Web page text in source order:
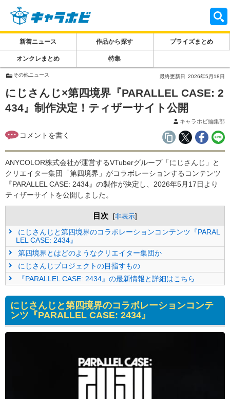
新着ニュース 作品から探す プライズまとめ
オンクレまとめ 特集
その他ニュース 最終更新日 2026年5月18日
にじさんじ×第四境界『PARALLEL CASE: 2
434』制作決定！ティザーサイト公開
キャラホビ編集部
ANYCOLOR株式会社が運営するVTuberグループ「にじさんじ」と
クリエイター集団「第四境界」がコラボレーションするコンテンツ
『PARALLEL CASE: 2434』の製作が決定し、2026年5月17日より
ティザーサイトを公開しました。
目次 [非表示]
にじさんじと第四境界のコラボレーションコンテンツ『PARAL
LEL CASE: 2434』
第四境界とはどのようなクリエイター集団か
にじさんじプロジェクトの目指すもの
『PARALLEL CASE: 2434』の最新情報と詳細はこちら
にじさんじと第四境界のコラボレーションコンテ
ンツ『PARALLEL CASE: 2434』